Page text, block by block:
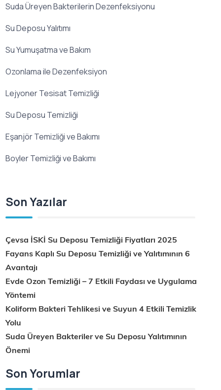
Suda Üreyen Bakterilerin Dezenfeksiyonu
Su Deposu Yalıtımı
Su Yumuşatma ve Bakım
Ozonlama ile Dezenfeksiyon
Lejyoner Tesisat Temizliği
Su Deposu Temizliği
Eşanjör Temizliği ve Bakımı
Boyler Temizliği ve Bakımı
Son Yazılar
Çevsa İSKİ Su Deposu Temizliği Fiyatları 2025
Fayans Kaplı Su Deposu Temizliği ve Yalıtımının 6
Avantajı
Evde Ozon Temizliği – 7 Etkili Faydası ve Uygulama
Yöntemi
Koliform Bakteri Tehlikesi ve Suyun 4 Etkili Temizlik
Yolu
Suda Üreyen Bakteriler ve Su Deposu Yalıtımının
Önemi
Son Yorumlar